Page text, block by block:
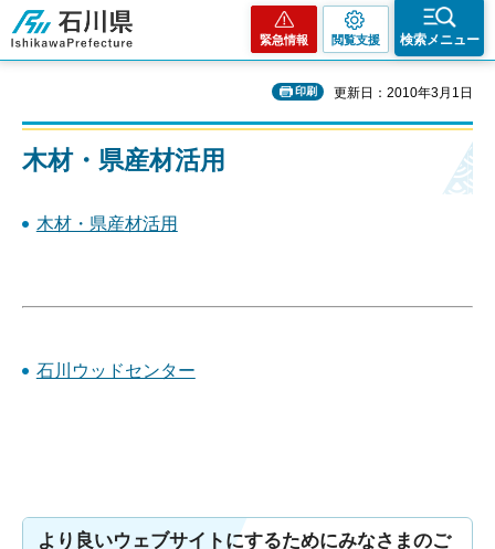
石川県
緊急情報 閲覧支援 検索メニュー
印刷 更新日：2010年3月1日
木材・県産材活用
木材・県産材活用
石川ウッドセンター
より良いウェブサイトにするためにみなさまのご